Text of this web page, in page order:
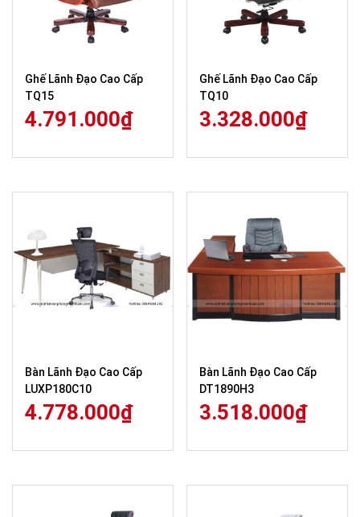
Ghế Lãnh Đạo Cao Cấp
TQ15
4.791.000₫
Ghế Lãnh Đạo Cao Cấp
TQ10
3.328.000₫
Bàn Lãnh Đạo Cao Cấp
LUXP180C10
4.778.000₫
Bàn Lãnh Đạo Cao Cấp
DT1890H3
3.518.000₫